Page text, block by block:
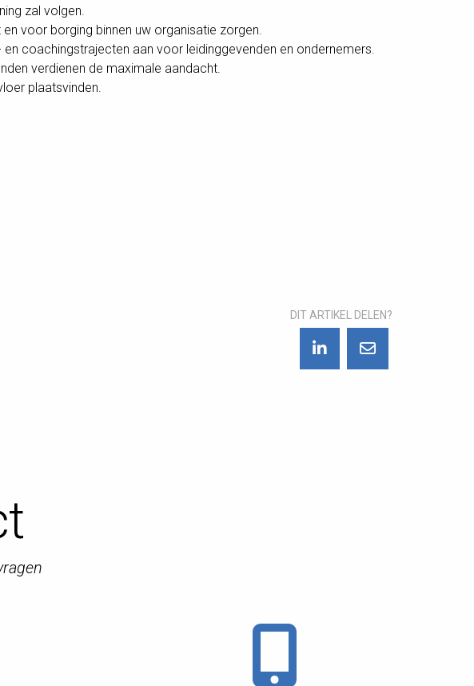
zal volgen.
voor borging binnen uw organisatie zorgen.
coachingstrajecten aan voor leidinggevenden en ondernemers.
verdienen de maximale aandacht.
plaatsvinden.
DIT ARTIKEL DELEN?